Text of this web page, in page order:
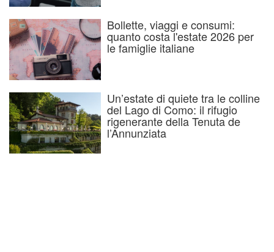
Bollette, viaggi e consumi:
quanto costa l'estate 2026 per
le famiglie italiane
Un’estate di quiete tra le colline
del Lago di Como: il rifugio
rigenerante della Tenuta de
l’Annunziata